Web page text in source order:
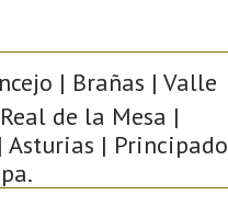
| Brañas | Valle
de la Mesa |
Asturias | Principado